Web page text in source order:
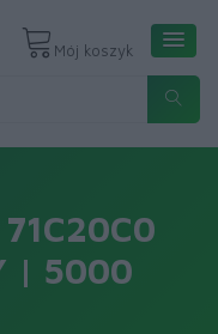
Mój koszyk
| 5000